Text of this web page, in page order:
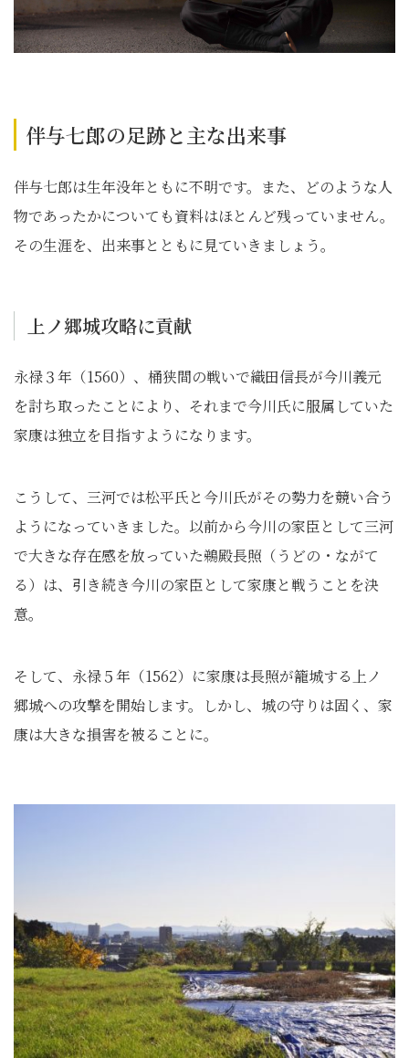
伴与七郎の足跡と主な出来事
伴与七郎は生年没年ともに不明です。また、どのような人
物であったかについても資料はほとんど残っていません。
その生涯を、出来事とともに見ていきましょう。
上ノ郷城攻略に貢献
永禄３年（1560）、桶狭間の戦いで織田信長が今川義元
を討ち取ったことにより、それまで今川氏に服属していた
家康は独立を目指すようになります。
こうして、三河では松平氏と今川氏がその勢力を競い合う
ようになっていきました。以前から今川の家臣として三河
で大きな存在感を放っていた鵜殿長照（うどの・ながて
る）は、引き続き今川の家臣として家康と戦うことを決
意。
そして、永禄５年（1562）に家康は長照が籠城する上ノ
郷城への攻撃を開始します。しかし、城の守りは固く、家
康は大きな損害を被ることに。